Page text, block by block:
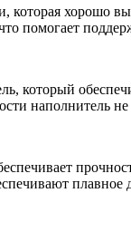
которая хорошо
помогает
который
наполнитель